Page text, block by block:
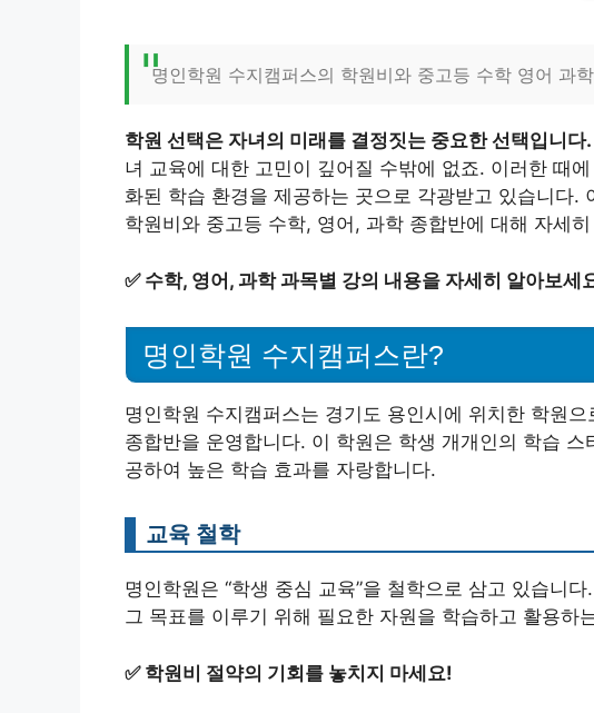
명인학원 수지캠퍼스의 학원비와 중고등 수학 영어 과
학원 선택은 자녀의 미래를 결정짓는 중요한 선택입니다.
녀 교육에 대한 고민이 깊어질 수밖에 없죠. 이러한 때
화된 학습 환경을 제공하는 곳으로 각광받고 있습니다.
학원비와 중고등 수학, 영어, 과학 종합반에 대해 자세
✅ 수학, 영어, 과학 과목별 강의 내용을 자세히 알아보세
명인학원 수지캠퍼스란?
명인학원 수지캠퍼스는 경기도 용인시에 위치한 학원
종합반을 운영합니다. 이 학원은 학생 개개인의 학습
공하여 높은 학습 효과를 자랑합니다.
교육 철학
명인학원은 “학생 중심 교육”을 철학으로 삼고 있습니
그 목표를 이루기 위해 필요한 자원을 학습하고 활용하
✅ 학원비 절약의 기회를 놓치지 마세요!